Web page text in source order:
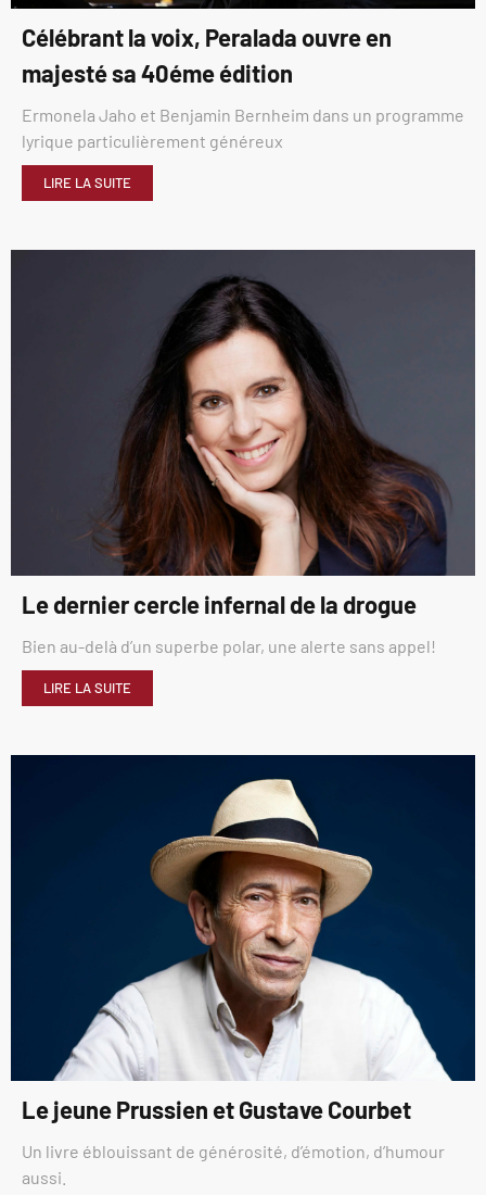
Célébrant la voix, Peralada ouvre en
majesté sa 40éme édition
Ermonela Jaho et Benjamin Bernheim dans un programme
lyrique particulièrement généreux
LIRE LA SUITE
Le dernier cercle infernal de la drogue
Bien au-delà d’un superbe polar, une alerte sans appel!
LIRE LA SUITE
Le jeune Prussien et Gustave Courbet
Un livre éblouissant de générosité, d’émotion, d’humour
aussi.